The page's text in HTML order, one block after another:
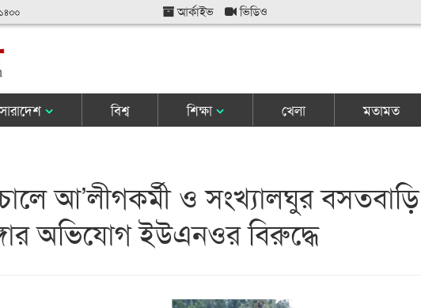
আর্কাইভ ভিডিও
বিশ্ব শিক্ষা খেলা মতামত
আ’লীগকর্মী ও সংখ্যালঘুর বসতবাড়ি
অভিযোগ ইউএনওর বিরুদ্ধে